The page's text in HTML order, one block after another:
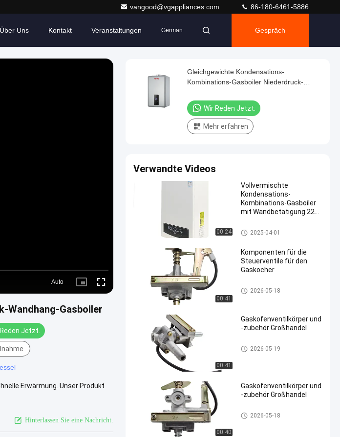
vangood@vgappliances.com 86-180-6461-5886
Über Uns Kontakt Veranstaltungen German Gespräch
Auto
Picture- Fullscreen
Wandhang-Gasboiler
Jetzt.
Erwärmung. Unser Produkt
Hinterlassen Sie eine Nachricht.
Gleichgewichte Kondensations-
Kombinations-Gasboiler Niederdruck-
Wir Reden Jetzt.
Mehr erfahren
Verwandte Videos
00:24
Vollvermischte
Kondensations-
Kombinations-Gasboiler
mit Wandbetätigung 220
Verdichtungs- und Verbrennun
gsboiler
2025-04-01
00:41
Komponenten für die
Steuerventile für den
Gaskocher
Gasherdzusätze
2026-05-18
00:41
Gaskofenventilkörper und
-zubehör Großhandel
Gasherdzusätze
2026-05-19
00:40
Gaskofenventilkörper und
-zubehör Großhandel
Gasherdzusätze
2026-05-18